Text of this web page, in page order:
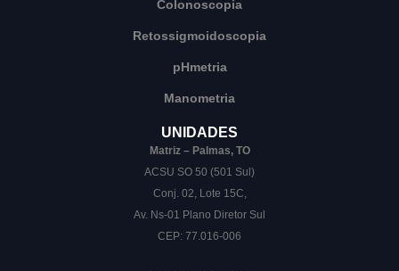
Colonoscopia
Retossigmoidoscopia
pHmetria
Manometria
UNIDADES
Matriz – Palmas, TO
ACSU SO 50 (501 Sul)
Conj. 02, Lote 15C,
Av. Ns-01 Plano Diretor Sul
CEP: 77.016-006